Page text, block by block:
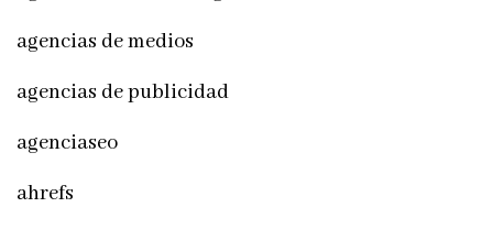
agencias de medios
agencias de publicidad
agenciaseo
ahrefs